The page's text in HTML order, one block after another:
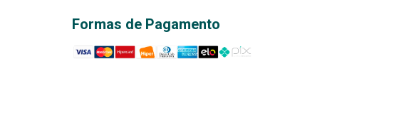
Formas de Pagamento